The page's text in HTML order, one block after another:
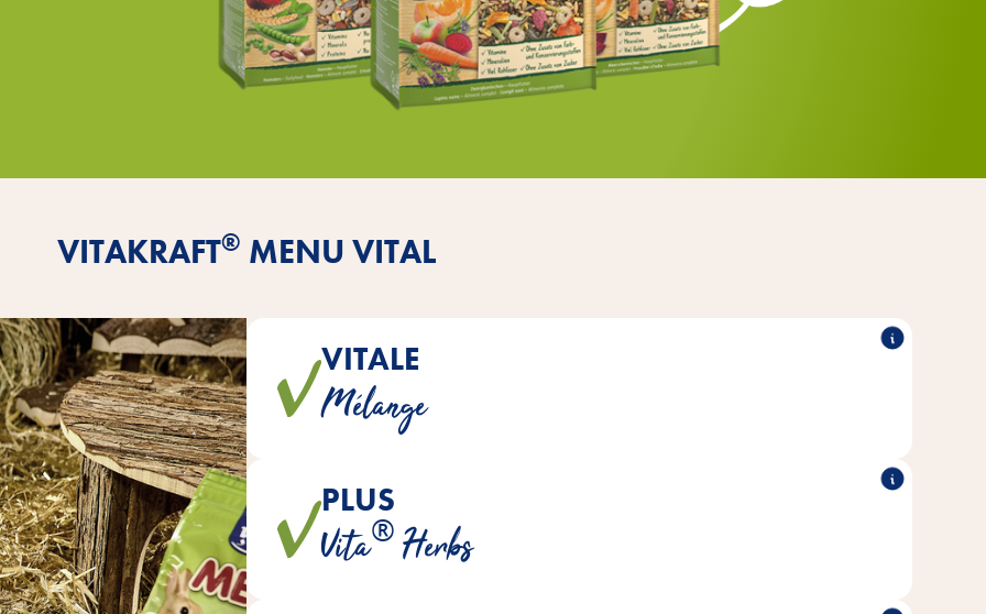
VITAKRAFT® MENU VITAL
VITALE
Mélange
MENU Vital contiennent des vitamines essentielles pour un
PLUS
Vita® Herbs
Toutes les variantes contiennent des herbes précieuses comme le persil, le plantain et le
thym, qui peuvent contribuer au bien-être.